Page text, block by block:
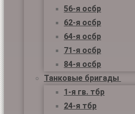
56-я осбр
62-я осбр
64-я осбр
71-я осбр
84-я осбр
Танковые бригады
1-я гв. тбр
24-я тбр